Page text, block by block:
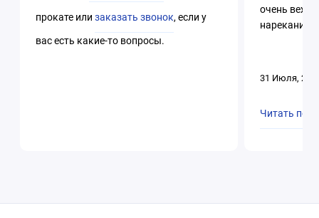
прокате илизаказать звонок, если у
вас есть какие-то вопросы.
очень
нареканий.
31 Июля,
Читать